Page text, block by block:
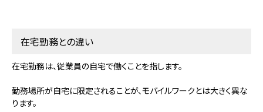
在宅勤務との違い
在宅勤務は、従業員の自宅で働くことを指します。
勤務場所が自宅に限定されることが、モバイルワークとは大きく異な
ります。